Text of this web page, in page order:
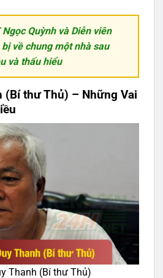
Ngọc Quỳnh và Diễn viên
về chung một nhà sau
và thấu hiểu
(Bí thư Thủ) – Những Vai
Thanh (Bí thư Thủ)